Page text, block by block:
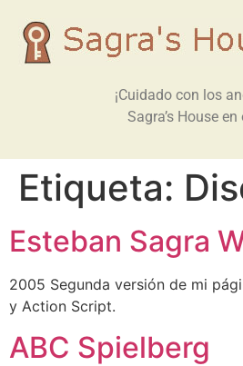
¡Cuidado con los
Sagra’s House en
Etiqueta:
Esteban Sagra
2005 Segunda versión de mi
y Action Script.
ABC Spielberg